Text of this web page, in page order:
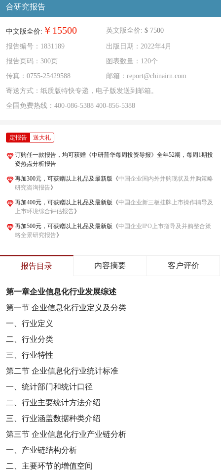
合研究报告
中文版全价: ￥15500 英文版全价: $ 7500
报告编号：1831189
出版日期：2022年4月
报告页码：300页
图表数量：120个
传真：0755-25429588
邮箱：report@chinairn.com
寄送方式：纸质版特快专递，电子版发送到邮箱。
全国免费热线： 400-086-5388 400-856-5388
定报告 送大礼
订购任一款报告，均可获赠《中研普华每周投资导报》全年52期，每周1期投
资热点分析报告
再加300元，可获赠以上礼品及最新版《中国企业国内外并购现状及并购策略
研究咨询报告》
再加400元，可获赠以上礼品及最新版《中国企业新三板挂牌上市操作辅导及
上市环境综合评估报告》
再加500元，可获赠以上礼品及最新版《中国企业IPO上市指导及并购整合策
略全景研究报告》
报告目录 内容摘要 客户评价
第一章企业信息化行业发展综述
第一节 企业信息化行业定义及分类
一、行业定义
二、行业分类
三、行业特性
第二节 企业信息化行业统计标准
一、统计部门和统计口径
二、行业主要统计方法介绍
三、行业涵盖数据种类介绍
第三节 企业信息化行业产业链分析
一、产业链结构分析
二、主要环节的增值空间